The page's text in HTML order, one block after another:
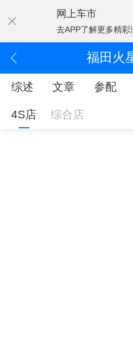
网上车市
去APP了解更多精彩
福田火
综述 文章 参配
4S店 综合店